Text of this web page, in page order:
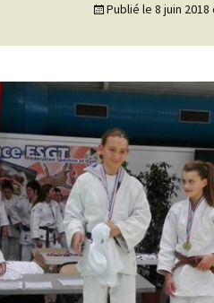
Historique 2018/2019
Historique 2017-2018
Historique 2016-2017
Historique 2015-2016
Publié le 8 juin 2018